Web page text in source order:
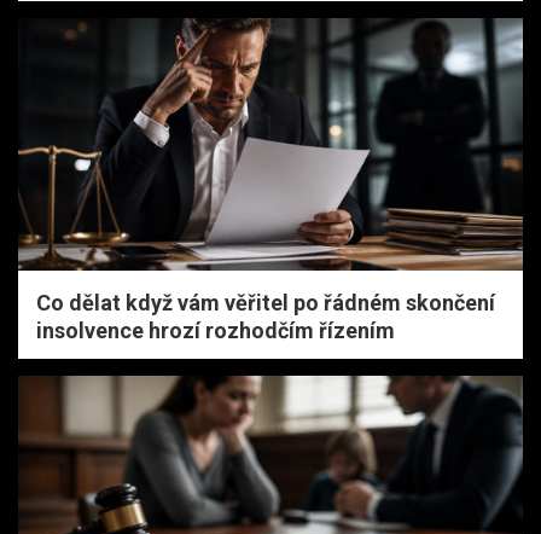
Co dělat když vám věřitel po řádném skončení
insolvence hrozí rozhodčím řízením